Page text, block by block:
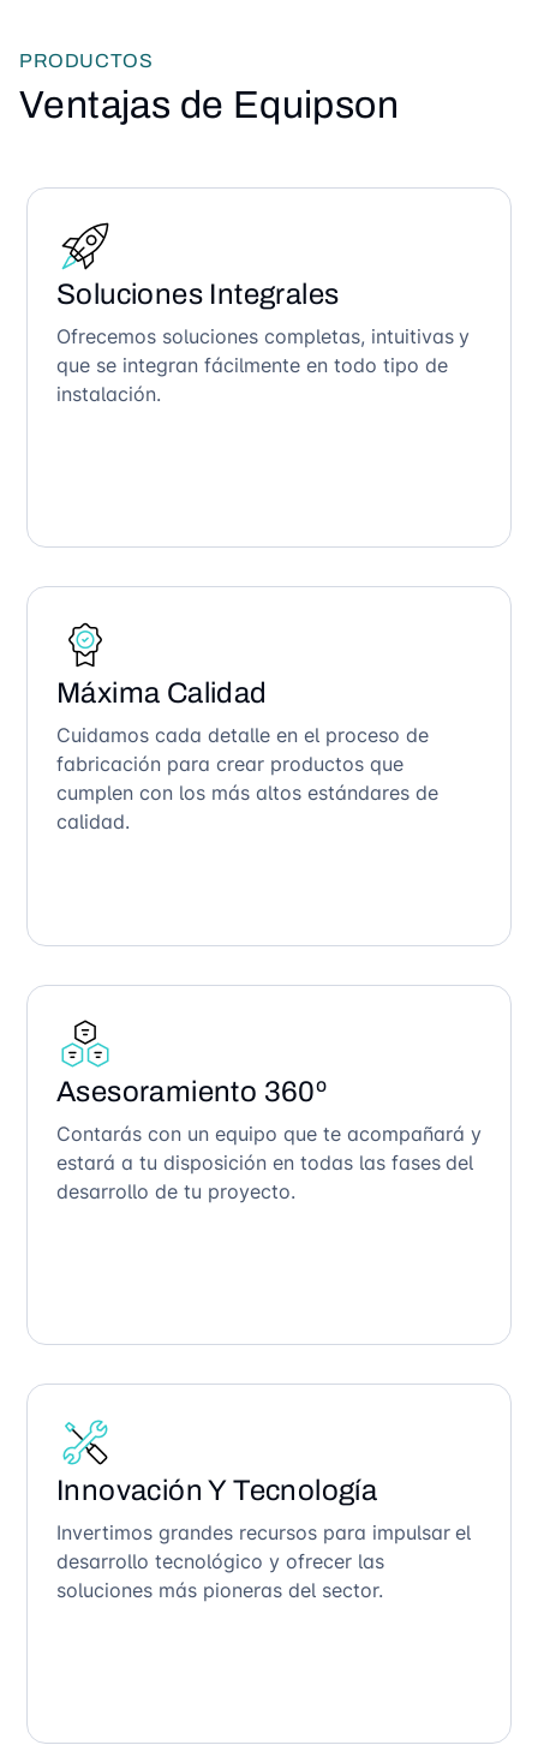
PRODUCTOS
Ventajas de Equipson
Soluciones Integrales
Ofrecemos soluciones completas, intuitivas y
que se integran fácilmente en todo tipo de
instalación.
Máxima Calidad
Cuidamos cada detalle en el proceso de
fabricación para crear productos que
cumplen con los más altos estándares de
calidad.
Asesoramiento 360º
Contarás con un equipo que te acompañará y
estará a tu disposición en todas las fases del
desarrollo de tu proyecto.
Innovación Y Tecnología
Invertimos grandes recursos para impulsar el
desarrollo tecnológico y ofrecer las
soluciones más pioneras del sector.